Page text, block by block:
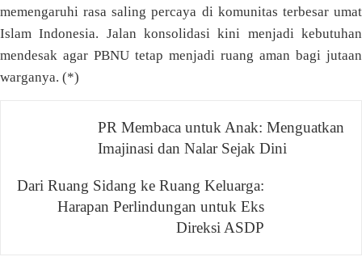
memengaruhi rasa saling percaya di komunitas terbesar umat
Islam Indonesia. Jalan konsolidasi kini menjadi kebutuhan
mendesak agar PBNU tetap menjadi ruang aman bagi jutaan
warganya. (*)
NavigasiPR Membaca untuk Anak: Menguatkan
Imajinasi dan Nalar Sejak Dini
Dari Ruang Sidang ke Ruang Keluarga:
Harapan Perlindungan untuk Eks
Direksi ASDP